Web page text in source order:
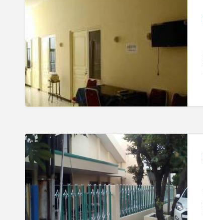
Murah,
Tenang,
Aman
Kos
Putri
Unair
dan
ITS